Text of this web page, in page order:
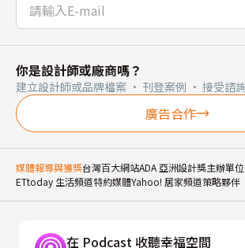
你是設計師或廠商嗎？
建立設計師或品牌檔案 · 刊登案例 · 接受諮
廣告合作
媒體報導與獲獎台灣百大網站ADA 亞洲設計獎主辦單位
ETtoday 生活頻道特約媒體Yahoo! 居家頻道策略夥伴
在 Podcast 收聽幸福空間